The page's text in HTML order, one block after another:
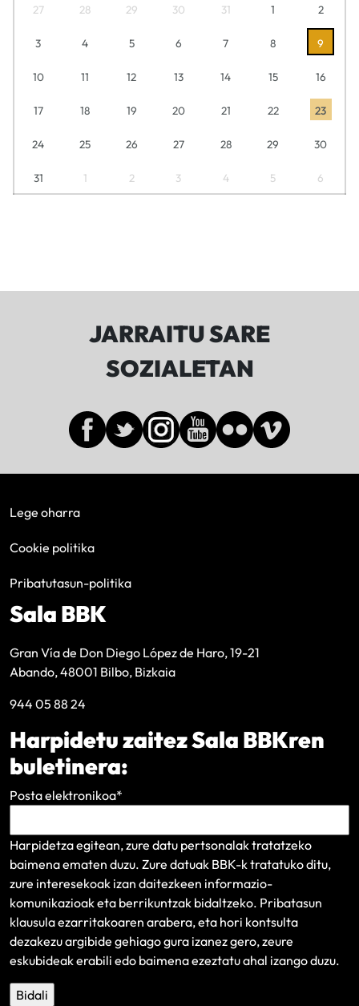
27 28 29 30 31 1 2
3 4 5 6 7 8 9
10 11 12 13 14 15 16
17 18 19 20 21 22 23
24 25 26 27 28 29 30
31 1 2 3 4 5 6
JARRAITU SARE
SOZIALETAN
Lege oharra
Cookie politika
Pribatutasun-politika
Sala BBK
Gran Vía de Don Diego López de Haro, 19-21
Abando, 48001 Bilbo, Bizkaia
944 05 88 24
Harpidetu zaitez Sala BBKren
buletinera:
Posta elektronikoa*
Harpidetza egitean, zure datu pertsonalak tratatzeko
baimena ematen duzu. Zure datuak BBK-k tratatuko ditu,
zure interesekoak izan daitezkeen informazio-
komunikazioak eta berrikuntzak bidaltzeko. Pribatasun
klausulaezarritakoaren arabera, eta hori kontsulta
dezakezu argibide gehiago gura izanez gero, zeure
eskubideak erabili edo baimena ezeztatu ahal izango duzu.